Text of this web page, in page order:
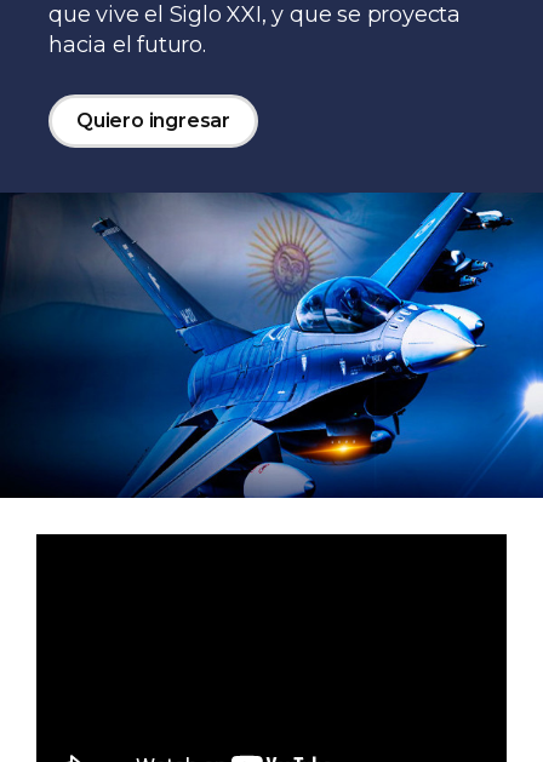
que vive el Siglo XXI, y que se proyecta
hacia el futuro.
Quiero ingresar